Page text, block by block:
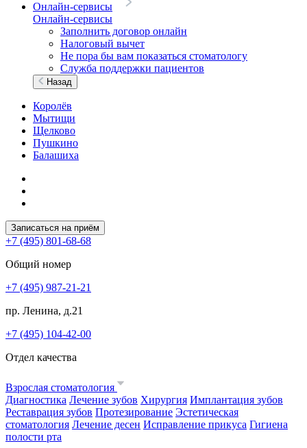
Онлайн-сервисы
Онлайн-сервисы
Заполнить договор онлайн
Налоговый вычет
Не пора бы вам показаться стоматологу
Служба поддержки пациентов
Назад
Королёв
Мытищи
Щелково
Пушкино
Балашиха
Записаться на приём
+7 (495) 801-68-68
Общий номер
+7 (495) 987-21-21
пр. Ленина, д.21
+7 (495) 104-42-00
Отдел качества
Взрослая стоматология
Диагностика Лечение зубов Хирургия Имплантация зубов
Реставрация зубов Протезирование Эстетическая
стоматология Лечение десен Исправление прикуса Гигиена
полости рта